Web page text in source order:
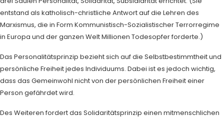
entstand als katholisch-christliche Antwort auf die Lehren des
Marxismus, die in Form Kommunistisch-Sozialistischer Terrorregime
in Europa und der ganzen Welt Millionen Todesopfer forderte.)
Das Personalitätsprinzip bezieht sich auf die Selbstbestimmtheit und
persönliche Freiheit jedes Individuums. Dabei ist es jedoch wichtig,
dass das Gemeinwohl nicht von der persönlichen Freiheit einer
Person gefährdet wird.
Des Weiteren fordert das Solidaritätsprinzip einen mitmenschlichen